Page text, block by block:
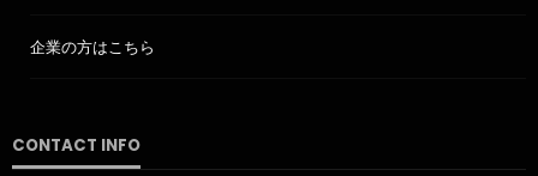
企業の方はこちら
CONTACT INFO